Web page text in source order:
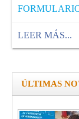
LEER MÁS...
ÚLTIMAS